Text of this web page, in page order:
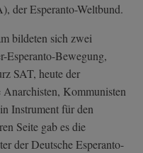
der Esperanto-Weltbund.
bildeten sich zwei
Esperanto-Bewegung,
SAT, heute der
Kommunisten
Instrument für den
Seite gab es die
der Deutsche Esperanto-